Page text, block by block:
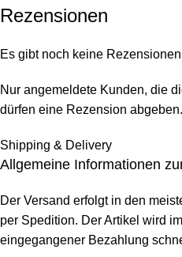
Rezensionen
Es gibt noch keine Rezensionen
Nur angemeldete Kunden, die
dürfen eine Rezension abgeben.
Shipping & Delivery
Allgemeine Informationen
Der Versand erfolgt in den
per Spedition. Der Artikel wird
eingegangener Bezahlung